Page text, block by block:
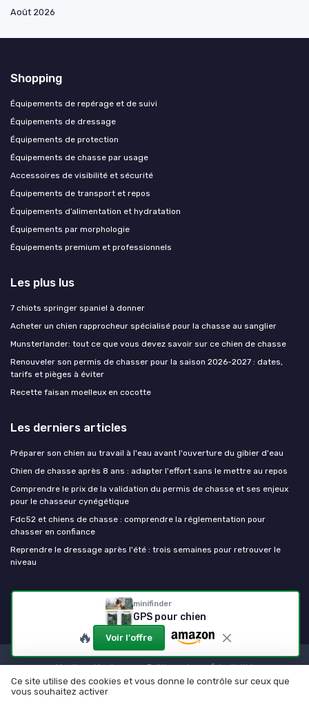
minifinder
GPS pour chien
🔥 Voir l'offre
Août 2026
Shopping
Équipements de repérage et de suivi
Équipements de dressage
Équipements de protection
Équipements de chasse par usage
Accessoires de visibilité et sécurité
Équipements de transport et repos
Équipements d’alimentation et hydratation
Équipements par morphologie
Équipements premium et professionnels
Les plus lus
7 chiots springer spaniel à donner
Acheter un chien rapprocheur spécialisé pour la chasse au sanglier
Munsterlander: tout ce que vous devez savoir sur ce chien de chasse
Renouveler son permis de chasser pour la saison 2026-2027 : dates,
tarifs et pièges à éviter
Recette faisan moelleux en cocotte
Les derniers articles
Préparer son chien au travail à l'eau avant l'ouverture du gibier d'eau
Chien de chasse après 8 ans : adapter l'effort sans le mettre au repos
Comprendre le prix de la validation du permis de chasse et ses enjeux
pour le chasseur cynégétique
Fdc52 et chiens de chasse : comprendre la réglementation pour
chasser en confiance
Reprendre le dressage après l'été : trois semaines pour retrouver le
niveau
Chien de chasse
Mentions légales
Politique de confidentialité
© Chien de chasse 2026
Ce site utilise des cookies et vous donne le contrôle sur ceux que
vous souhaitez activer